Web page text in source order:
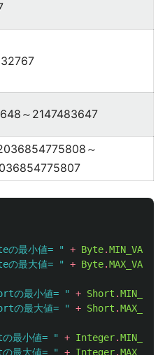
～2147483647
～
の最小値= " + Byte.MIN_VALUE
の最大値= " + Byte.MAX_VALUE
の最小値= " + Short .
の最大値= " + Short .
最小値= " + Integer.
最大値= " + Integer.